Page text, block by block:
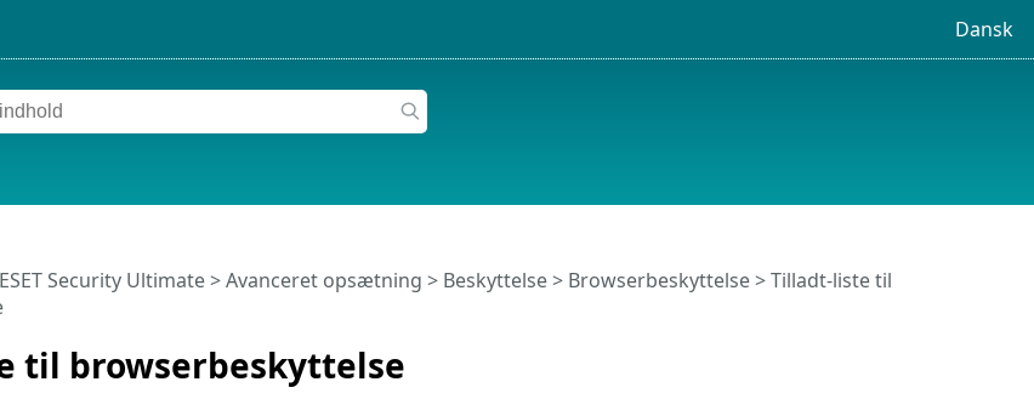
Dansk
til browserbeskyttelse
ESET Security Ultimate>Avanceret opsætning > Beskyttelse> Browserbeskyttelse> Tilladt-liste til